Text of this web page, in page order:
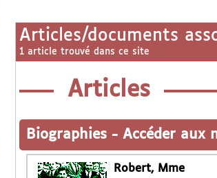
Articles/documents
1 article trouvé dans ce site
Articles
Biographies - Accéder aux
Robert, Mme